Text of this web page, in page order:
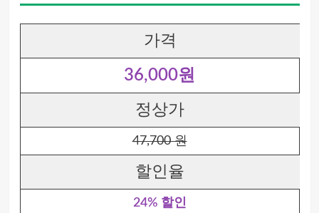
가격
36,000원
정상가
47,700 원
할인율
24% 할인